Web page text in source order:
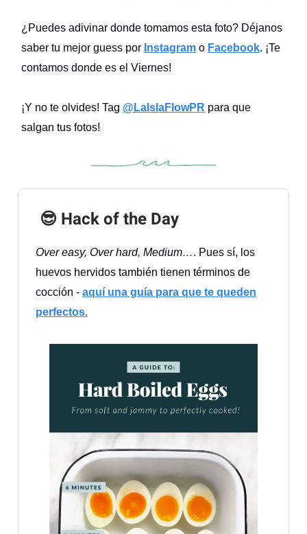
¿Puedes adivinar donde tomamos esta foto? Déjanos
saber tu mejor guess por Instagram o Facebook. ¡Te
contamos donde es el Viernes!
¡Y no te olvides! Tag @LaIslaFlowPR para que
salgan tus fotos!
😎 Hack of the Day
Over easy, Over hard, Medium…. Pues sí, los
huevos hervidos también tienen términos de
cocción - aquí una guía para que te queden
perfectos.